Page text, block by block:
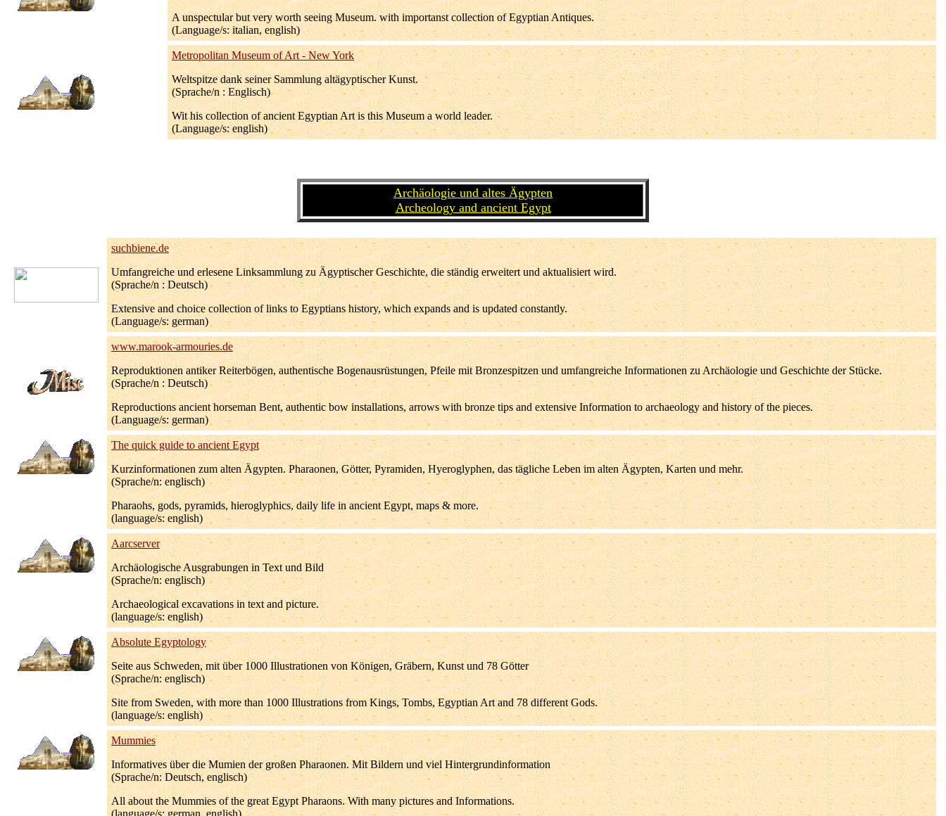
A unspectular but very worth seeing Museum. with importanst collection of Egyptian Antiques.
(Language/s: italian, english)
Metropolitan Museum of Art - New York
Weltspitze dank seiner Sammlung altägyptischer Kunst.
(Sprache/n : Englisch)
Wit his collection of ancient Egyptian Art is this Museum a world leader.
(Language/s: english)
Archäologie und altes Ägypten
Archeology and ancient Egypt
suchbiene.de
Umfangreiche und erlesene Linksammlung zu Ägyptischer Geschichte, die ständig erweitert und aktualisiert wird.
(Sprache/n : Deutsch)
Extensive and choice collection of links to Egyptians history, which expands and is updated constantly.
(Language/s: german)
www.marook-armouries.de
Reproduktionen antiker Reiterbögen, authentische Bogenausrüstungen, Pfeile mit Bronzespitzen und umfangreiche Informationen zu Archäologie und Geschichte der Stücke.
(Sprache/n : Deutsch)
Reproductions ancient horseman Bent, authentic bow installations, arrows with bronze tips and extensive Information to archaeology and history of the pieces.
(Language/s: german)
The quick guide to ancient Egypt
Kurzinformationen zum alten Ägypten. Pharaonen, Götter, Pyramiden, Hyeroglyphen, das tägliche Leben im alten Ägypten, Karten und mehr.
(Sprache/n: englisch)
Pharaohs, gods, pyramids, hieroglyphics, daily life in ancient Egypt, maps & more.
(language/s: english)
Aarcserver
Archäologische Ausgrabungen in Text und Bild
(Sprache/n: englisch)
Archaeological excavations in text and picture.
(language/s: english)
Absolute Egyptology
Seite aus Schweden, mit über 1000 Illustrationen von Königen, Gräbern, Kunst und 78 Götter
(Sprache/n: englisch)
Site from Sweden, with more than 1000 Illustrations from Kings, Tombs, Egyptian Art and 78 different Gods.
(language/s: english)
Mummies
Informatives über die Mumien der großen Pharaonen. Mit Bildern und viel Hintergrundinformation
(Sprache/n: Deutsch, englisch)
All about the Mummies of the great Egypt Pharaons. With many pictures and Informations.
(language/s: german, english)